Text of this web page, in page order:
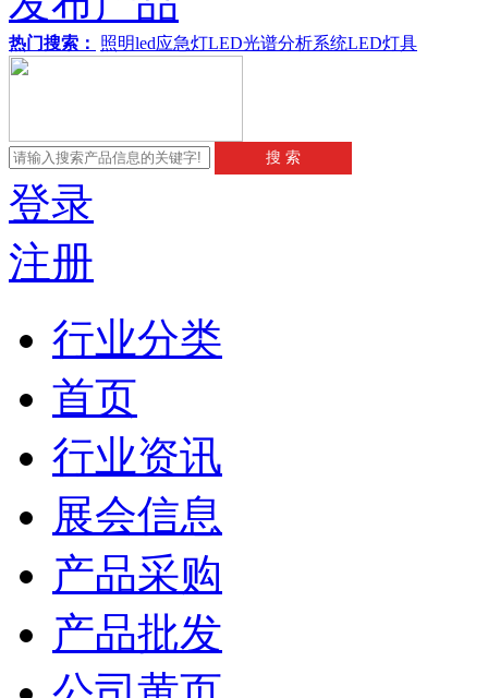
热门搜索： 照明led应急灯LED光谱分析系统LED灯具
登录
注册
行业分类
首页
行业资讯
展会信息
产品采购
产品批发